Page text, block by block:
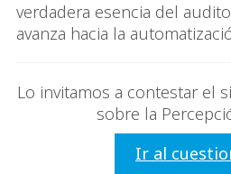
verdadera esencia del
avanza hacia la
Lo invitamos a contestar el
sobre la
Ir al